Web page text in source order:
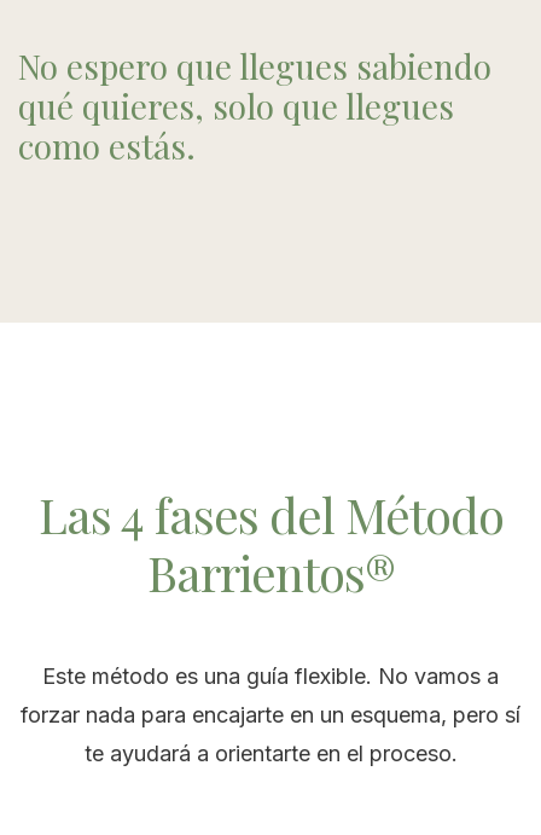
No espero que llegues sabiendo
qué quieres, solo que llegues
como estás.
Las 4 fases del Método
Barrientos®
Este método es una guía flexible. No vamos a
forzar nada para encajarte en un esquema, pero sí
te ayudará a orientarte en el proceso.